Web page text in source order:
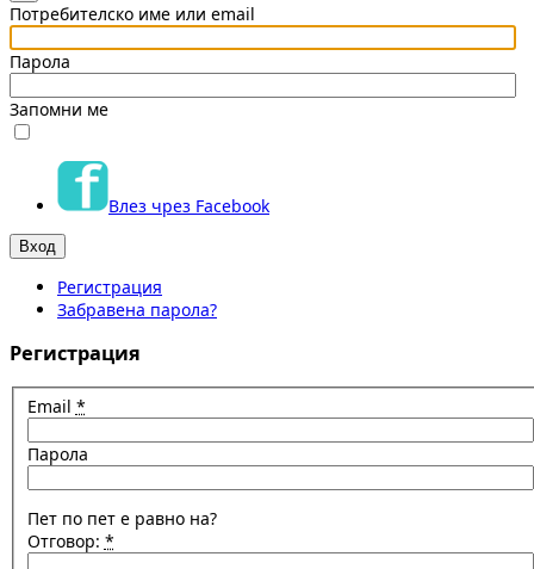
Потребителско име или email
Парола
Запомни ме
Влез чрез Facebook
Регистрация
Забравена парола?
Регистрация
Email *
Парола
Пет по пет е равно на?
Отговор: *